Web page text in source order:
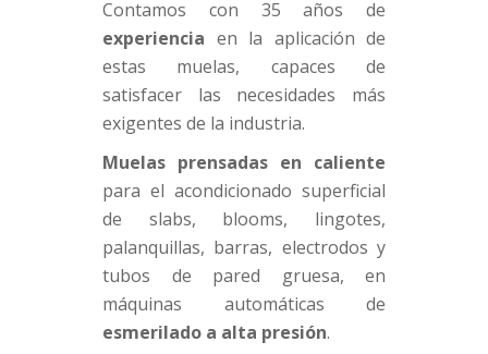
Contamos con 35 años de
experiencia en la aplicación de
estas muelas, capaces de
satisfacer las necesidades más
exigentes de la industria.
Muelas prensadas en caliente
para el acondicionado superficial
de slabs, blooms, lingotes,
palanquillas, barras, electrodos y
tubos de pared gruesa, en
máquinas automáticas de
esmerilado a alta presión.